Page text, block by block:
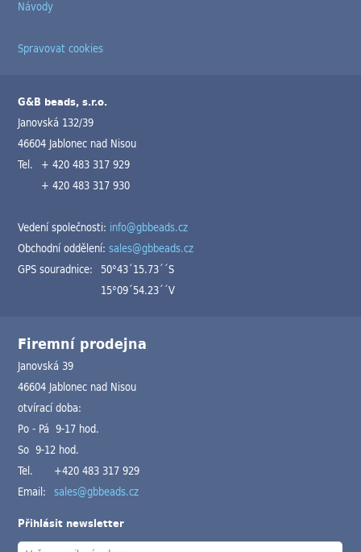
Návody
Spravovat cookies
G&B beads, s.r.o.
Janovská 132/39
46604 Jablonec nad Nisou
Tel. + 420 483 317 929
+ 420 483 317 930
Vedení společnosti: info@gbbeads.cz
Obchodní oddělení:sales@gbbeads.cz
GPS souradnice: 50°43´15.73´´S
15°09´54.23´´V
Firemní prodejna
Janovská 39
46604 Jablonec nad Nisou
otvírací doba:
Po - Pá 9-17 hod.
So 9-12 hod.
Tel.
+420 483 317 929
Email: sales@gbbeads.cz
Přihlásit newsletter